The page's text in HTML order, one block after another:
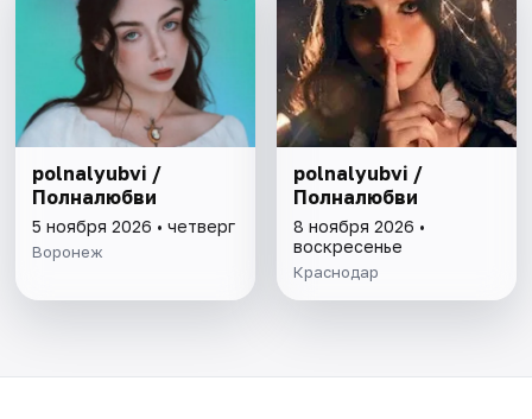
polnalyubvi /
Полналюбви
5 ноября 2026 • четверг
Воронеж
polnalyubvi /
Полналюбви
8 ноября 2026 •
воскресенье
Краснодар